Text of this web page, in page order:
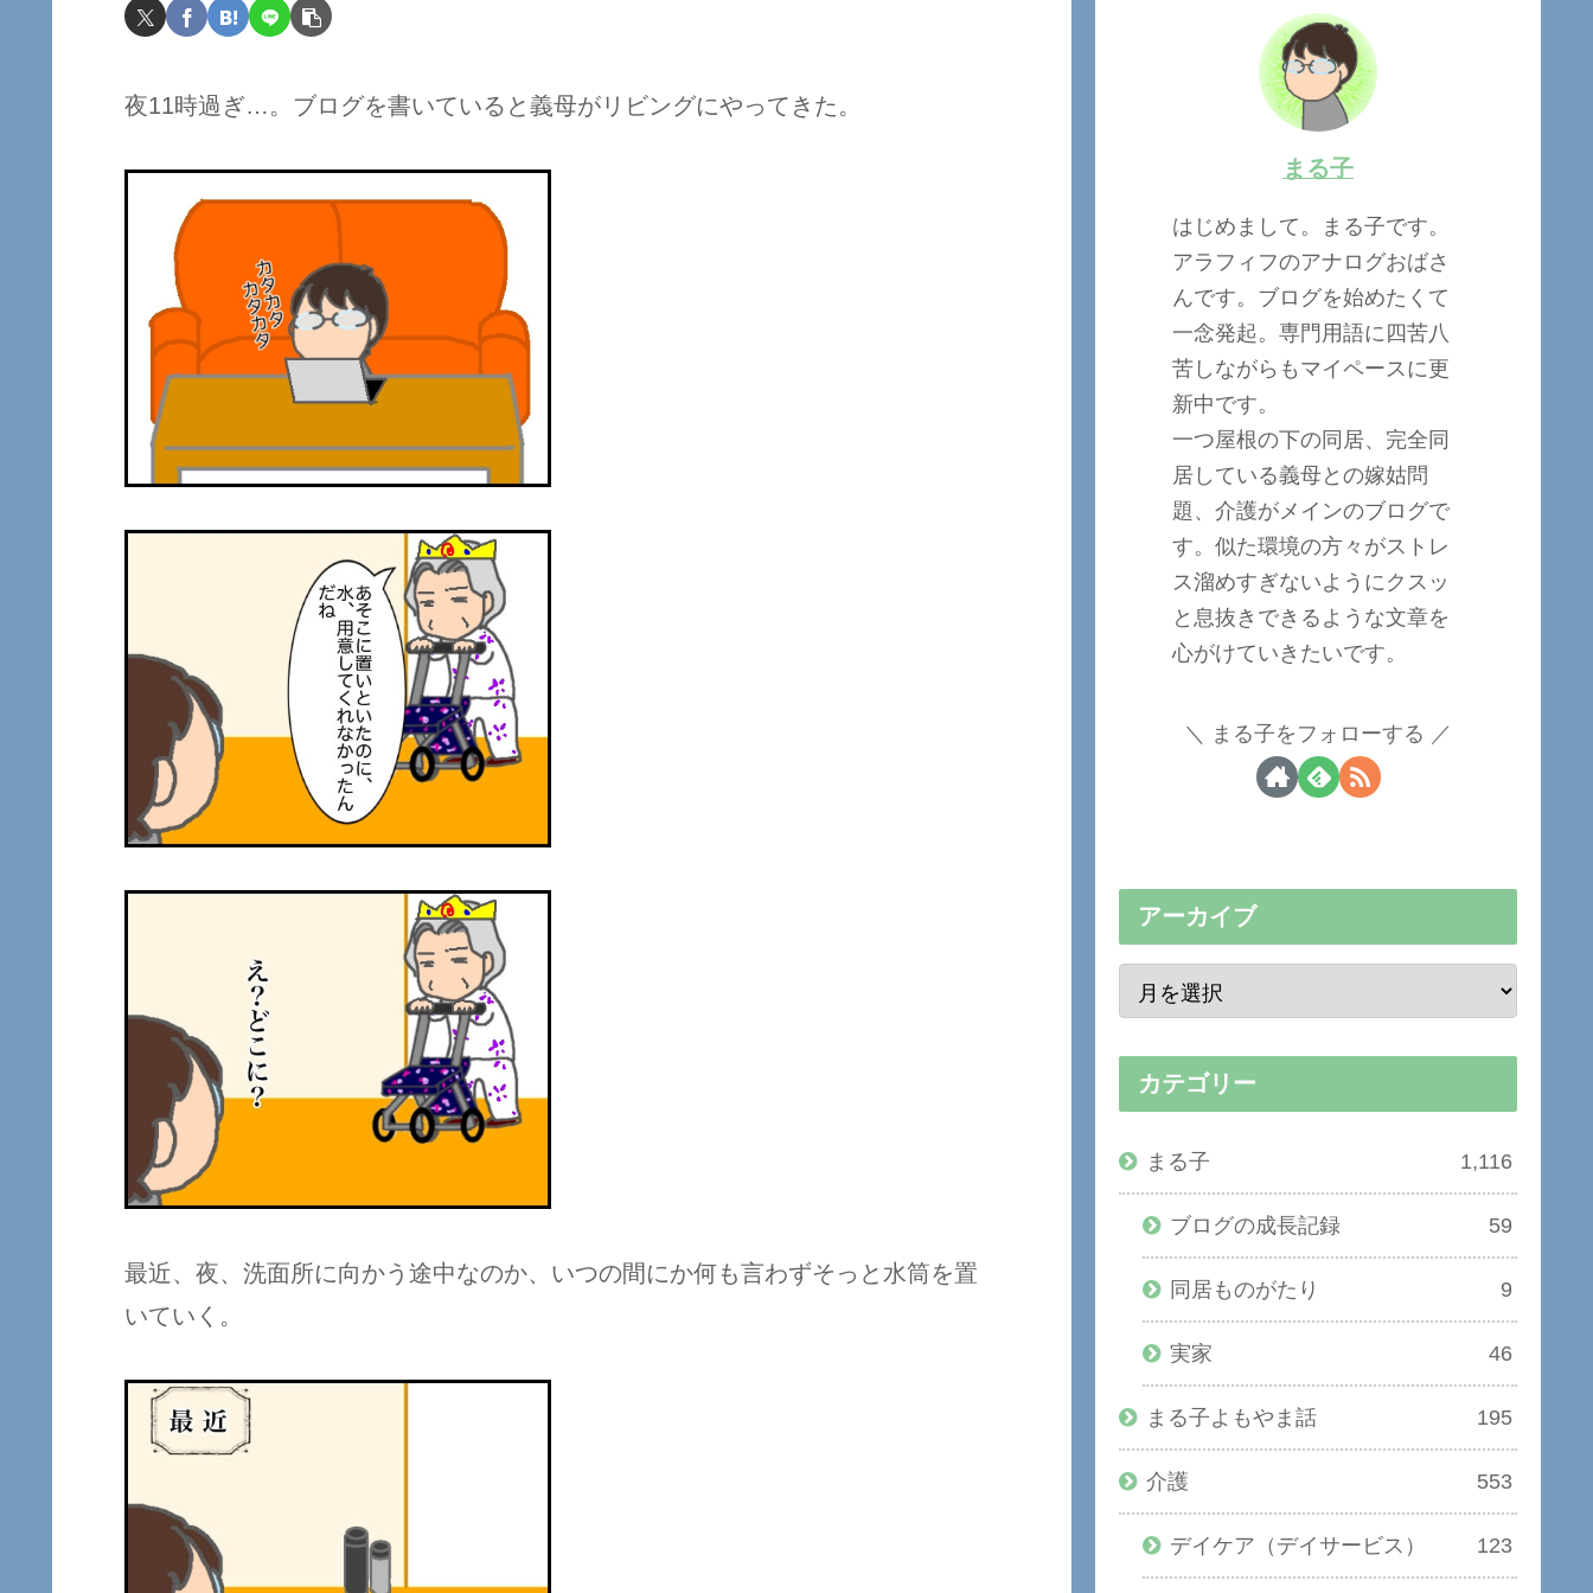
夜11時過ぎ…。ブログを書いていると義母がリビングにやってきた。
最近、夜、洗面所に向かう途中なのか、いつの間にか何も言わずそっと水筒を置
いていく。
まる子
はじめまして。まる子です。
アラフィフのアナログおばさ
んです。ブログを始めたくて
一念発起。専門用語に四苦八
苦しながらもマイペースに更
新中です。
一つ屋根の下の同居、完全同
居している義母との嫁姑問
題、介護がメインのブログで
す。似た環境の方々がストレ
ス溜めすぎないようにクスッ
と息抜きできるような文章を
心がけていきたいです。
まる子をフォローする
アーカイブ
カテゴリー
まる子 1,116
ブログの成長記録 59
同居ものがたり 9
実家 46
まる子よもやま話 195
介護 553
デイケア（デイサービス） 123